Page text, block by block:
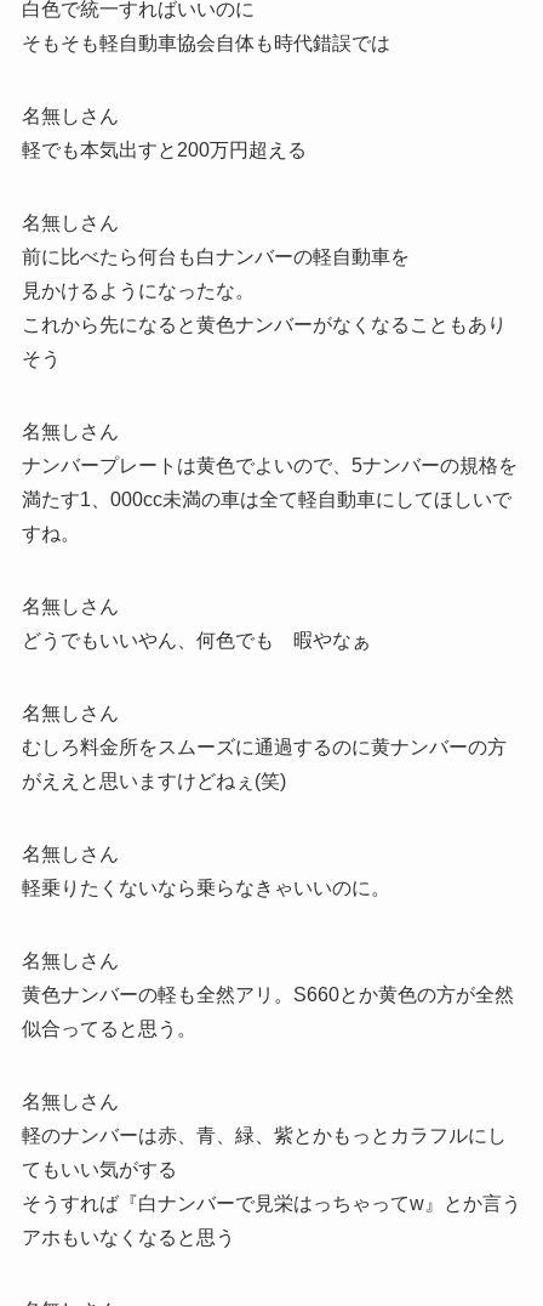
白色で統一すればいいのに
そもそも軽自動車協会自体も時代錯誤では
名無しさん
軽でも本気出すと200万円超える
名無しさん
前に比べたら何台も白ナンバーの軽自動車を
見かけるようになったな。
これから先になると黄色ナンバーがなくなることもあり
そう
名無しさん
ナンバープレートは黄色でよいので、5ナンバーの規格を
満たす1、000cc未満の車は全て軽自動車にしてほしいで
すね。
名無しさん
どうでもいいやん、何色でも 暇やなぁ
名無しさん
むしろ料金所をスムーズに通過するのに黄ナンバーの方
がええと思いますけどねぇ(笑)
名無しさん
軽乗りたくないなら乗らなきゃいいのに。
名無しさん
黄色ナンバーの軽も全然アリ。S660とか黄色の方が全然
似合ってると思う。
名無しさん
軽のナンバーは赤、青、緑、紫とかもっとカラフルにし
てもいい気がする
そうすれば『白ナンバーで見栄はっちゃってw』とか言う
アホもいなくなると思う